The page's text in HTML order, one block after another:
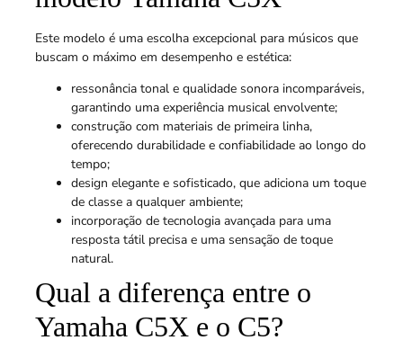
Este modelo é uma escolha excepcional para músicos que
buscam o máximo em desempenho e estética:
ressonância tonal e qualidade sonora incomparáveis,
garantindo uma experiência musical envolvente;
construção com materiais de primeira linha,
oferecendo durabilidade e confiabilidade ao longo do
tempo;
design elegante e sofisticado, que adiciona um toque
de classe a qualquer ambiente;
incorporação de tecnologia avançada para uma
resposta tátil precisa e uma sensação de toque
natural.
Qual a diferença entre o
Yamaha C5X e o C5?